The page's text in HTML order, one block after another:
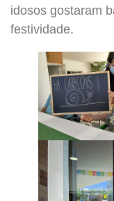
idosos gostaram
festividade.